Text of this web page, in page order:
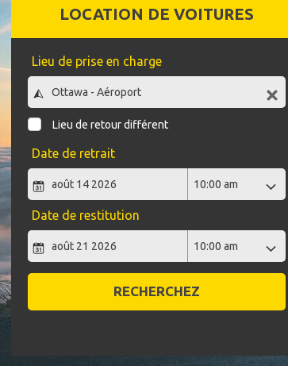
LOCATION DE VOITURES
Lieu de prise en charge
Lieu de retour différent
Date de retrait
Date de restitution
RECHERCHEZ